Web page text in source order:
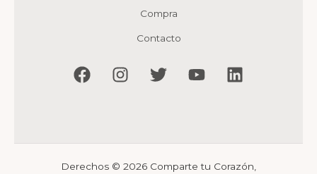
Compra
Contacto
Derechos © 2026 Comparte tu Corazón,